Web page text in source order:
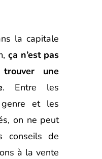
la capitale
ça n’est pas
une
. Entre les
genre et les
on ne peut
conseils de
à la vente